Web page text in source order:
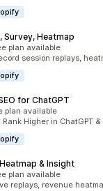
Survey, Heatmap
plan available
session replays,
for ChatGPT
plan available
Higher in ChatGPT
& Insight
plan available
replays, revenue